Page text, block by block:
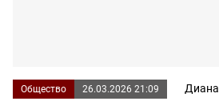
Общество 26.03.2026 21:09